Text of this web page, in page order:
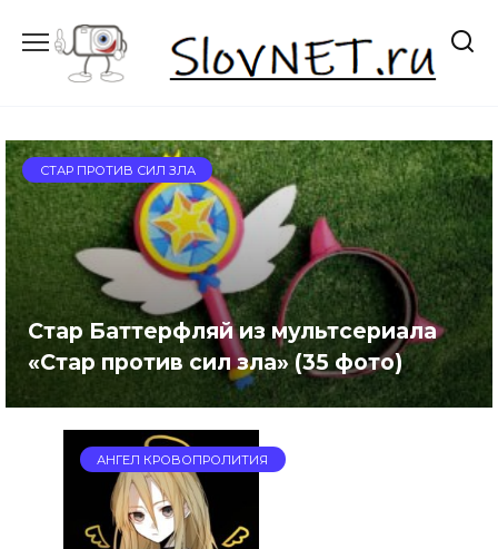
содержанию
СТАР ПРОТИВ СИЛ ЗЛА
Стар Баттерфляй из мультсериала
«Стар против сил зла» (35 фото)
АНГЕЛ КРОВОПРОЛИТИЯ